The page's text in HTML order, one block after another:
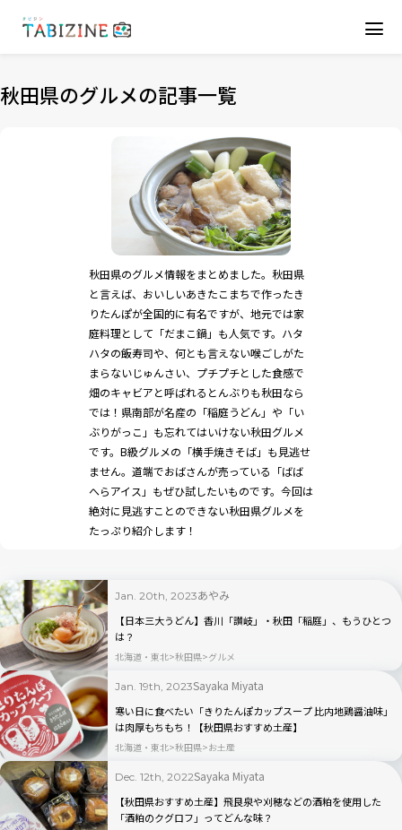
秋田県のグルメの記事一覧
秋田県のグルメ情報をまとめました。秋田県
と言えば、おいしいあきたこまちで作ったき
りたんぽが全国的に有名ですが、地元では家
庭料理として「だまこ鍋」も人気です。ハタ
ハタの飯寿司や、何とも言えない喉ごしがた
まらないじゅんさい、プチプチとした食感で
畑のキャビアと呼ばれるとんぶりも秋田なら
では！県南部が名産の「稲庭うどん」や「い
ぶりがっこ」も忘れてはいけない秋田グルメ
です。B級グルメの「横手焼きそば」も見逃せ
ません。道端でおばさんが売っている「ばば
へらアイス」もぜひ試したいものです。今回は
絶対に見逃すことのできない秋田県グルメを
たっぷり紹介します！
Jan. 20th, 2023あやみ
【日本三大うどん】香川「讃岐」・秋田「稲庭」、もうひとつ
は？
北海道・東北 秋田県 グルメ
Jan. 19th, 2023Sayaka Miyata
寒い日に食べたい「きりたんぽカップスープ 比内地鶏醤油味」
は肉厚もちもち！【秋田県おすすめ土産】
北海道・東北 秋田県 お土産
Dec. 12th, 2022Sayaka Miyata
【秋田県おすすめ土産】飛良泉や刈穂などの酒粕を使用した
「酒粕のクグロフ」ってどんな味？